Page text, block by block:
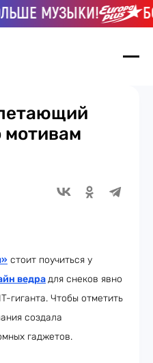
МУЗЫКИ!
мотивам
стоит поучиться у
ведрадля снеков явно
гиганта. Чтобы отметить
создала
гаджетов.